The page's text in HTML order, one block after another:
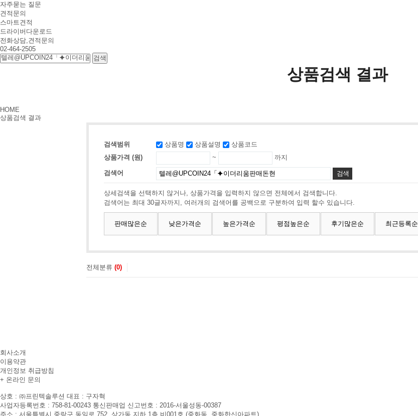
자주묻는 질문
견적문의
스마트견적
드라이버다운로드
전화상담,견적문의
02-464-2505
상품검색 결과
HOME
상품검색 결과
검색범위 상품명 상품설명
상품코드
상품가격 (원)
~ 까지
검색어
상세검색을 선택하지 않거나, 상품가격을 입력하지 않으면 전체에서 검색합니다.
검색어는 최대 30글자까지, 여러개의 검색어를 공백으로 구분하여 입력 할수 있습니다.
판매많은순 낮은가격순 높은가격순 평점높은순 후기많은순 최근등록순
전체분류 (0)
회사소개
이용약관
개인정보 취급방침
+ 온라인 문의
상호 : ㈜프린텍솔루션 대표 : 구자혁
사업자등록번호 : 758-81-00243 통신판매업 신고번호 : 2016-서울성동-00387
주소 : 서울특별시 중랑구 동일로 752, 상가동 지하 1층 비001호 (중화동, 중화한신아파트)